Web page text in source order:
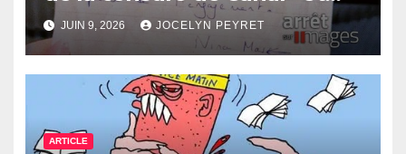
Bolloré
JUIN 9, 2026 JOCELYN PEYRET
ARTICLE